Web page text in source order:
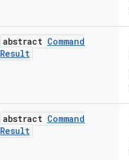
abstract Command
Result
abstract Command
Result